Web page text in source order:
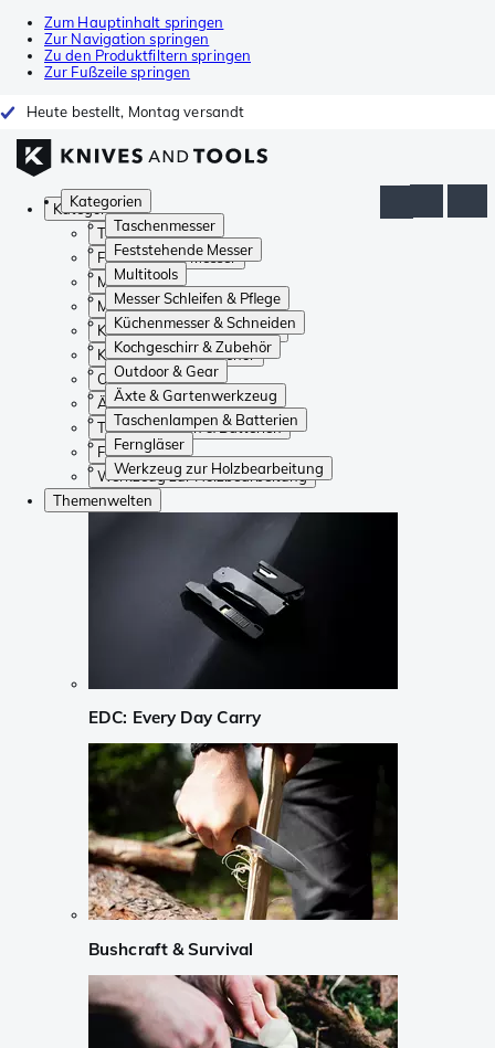
Zum Hauptinhalt springen
Zur Navigation springen
Zu den Produktfiltern springen
Zur Fußzeile springen
Heute bestellt, Montag versandt
Kategorien
Taschenmesser
Feststehende Messer
Multitools
Messer Schleifen & Pflege
Küchenmesser & Schneiden
Kochgeschirr & Zubehör
Outdoor & Gear
Äxte & Gartenwerkzeug
Taschenlampen & Batterien
Ferngläser
Werkzeug zur Holzbearbeitung
Kategorien
Taschenmesser
Feststehende Messer
Multitools
Messer Schleifen & Pflege
Küchenmesser & Schneiden
Kochgeschirr & Zubehör
Outdoor & Gear
Äxte & Gartenwerkzeug
Taschenlampen & Batterien
Ferngläser
Werkzeug zur Holzbearbeitung
Themenwelten
EDC: Every Day Carry
Bushcraft & Survival